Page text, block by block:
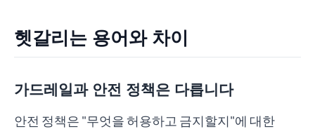
헷갈리는 용어와 차이
가드레일과 안전 정책은 다릅니다
안전 정책은 "무엇을 허용하고 금지할지"에 대한